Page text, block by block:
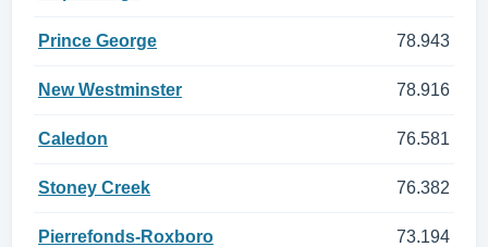
Prince George 78.943
New Westminster 78.916
Caledon 76.581
Stoney Creek 76.382
Pierrefonds-Roxboro 73.194